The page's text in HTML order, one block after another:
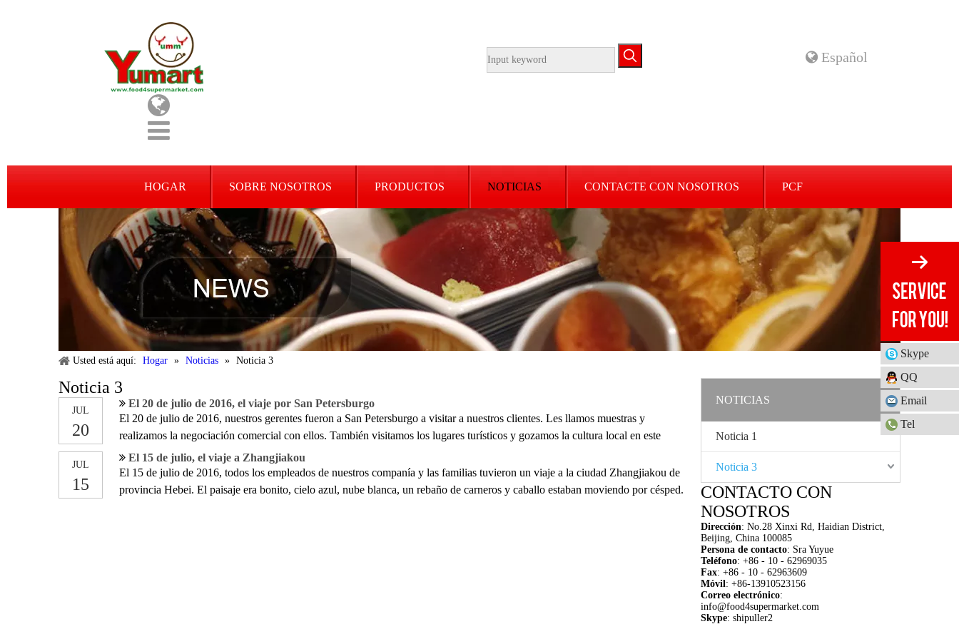
Español
HOGAR SOBRE NOSOTROS PRODUCTOS NOTICIAS CONTACTE CON NOSOTROS PCF
Usted está aquí: Hogar » Noticias » Noticia 3
Noticia 3
JUL
20
El 20 de julio de 2016, el viaje por San Petersburgo
El 20 de julio de 2016, nuestros gerentes fueron a San Petersburgo a visitar a nuestros clientes. Les llamos muestras y
realizamos la negociación comercial con ellos. También visitamos los lugares turísticos y gozamos la cultura local en este
viaje. Promovemos la relación con nuestros clientes y nos conocemos mejor mutuamente.
JUL
15
El 15 de julio, el viaje a Zhangjiakou
El 15 de julio de 2016, todos los empleados de nuestros companía y las familias tuvieron un viaje a la ciudad Zhangjiakou de
provincia Hebei. El paisaje era bonito, cielo azul, nube blanca, un rebaño de carneros y caballo estaban moviendo por césped.
NOTICIAS
Noticia 1
Noticia 3
CONTACTO CON
NOSOTROS
Dirección: No.28 Xinxi Rd, Haidian District,
Beijing, China 100085
Persona de contacto: Sra Yuyue
Teléfono: +86 - 10 - 62969035
Fax: +86 - 10 - 62963609
Móvil: +86-13910523156
Correo electrónico:
info@food4supermarket.com
Skype: shipuller2
Skype
QQ
Email
Tel